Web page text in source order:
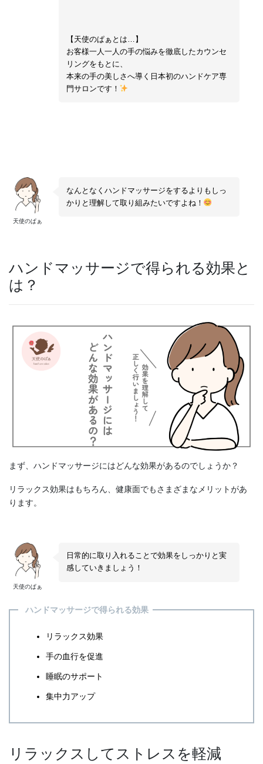
【天使のぱぁとは…】
お客様一人一人の手の悩みを徹底したカウンセ
リングをもとに、
本来の手の美しさへ導く日本初のハンドケア専
門サロンです！
天使のぱぁ
なんとなくハンドマッサージをするよりもしっ
かりと理解して取り組みたいですよね！
ハンドマッサージで得られる効果と
は？
まず、ハンドマッサージにはどんな効果があるのでしょうか？
リラックス効果はもちろん、健康面でもさまざまなメリットがあ
ります。
天使のぱぁ
日常的に取り入れることで効果をしっかりと実
感していきましょう！
ハンドマッサージで得られる効果
リラックス効果
手の血行を促進
睡眠のサポート
集中力アップ
リラックスしてストレスを軽減